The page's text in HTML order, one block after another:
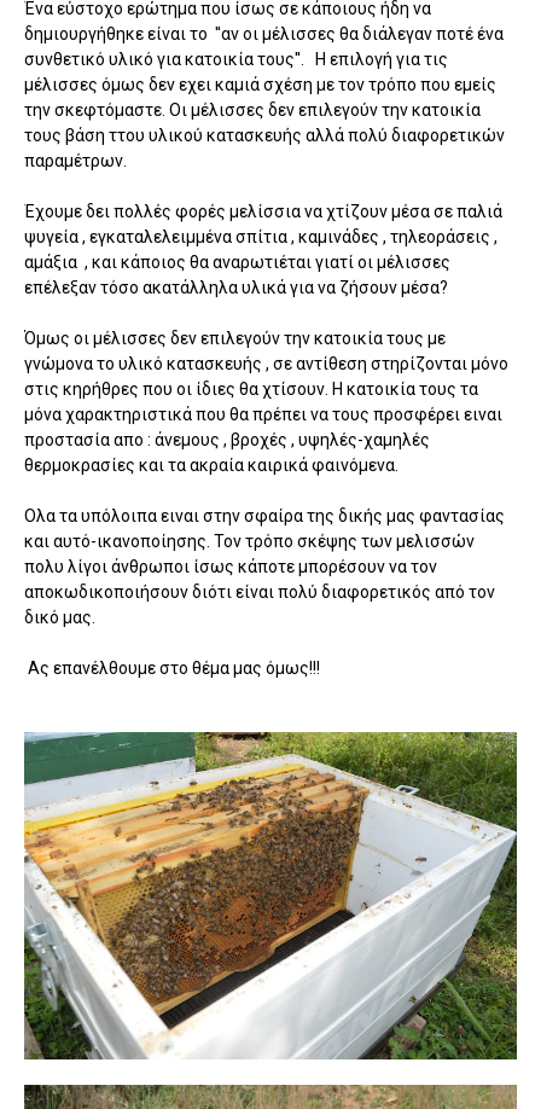
Ένα εύστοχο ερώτημα που ίσως σε κάποιους ήδη να
δημιουργήθηκε είναι το ''αν οι μέλισσες θα διάλεγαν ποτέ ένα
συνθετικό υλικό για κατοικία τους''. Η επιλογή για τις
μέλισσες όμως δεν εχει καμιά σχέση με τον τρόπο που εμείς
την σκεφτόμαστε. Οι μέλισσες δεν επιλεγούν την κατοικία
τους βάση ττου υλικού κατασκευής αλλά πολύ διαφορετικών
παραμέτρων.
Έχουμε δει πολλές φορές μελίσσια να χτίζουν μέσα σε παλιά
ψυγεία , εγκαταλελειμμένα σπίτια , καμινάδες , τηλεοράσεις ,
αμάξια , και κάποιος θα αναρωτιέται γιατί οι μέλισσες
επέλεξαν τόσο ακατάλληλα υλικά για να ζήσουν μέσα?
Όμως οι μέλισσες δεν επιλεγούν την κατοικία τους με
γνώμονα το υλικό κατασκευής , σε αντίθεση στηρίζονται μόνο
στις κηρήθρες που οι ίδιες θα χτίσουν. Η κατοικία τους τα
μόνα χαρακτηριστικά που θα πρέπει να τους προσφέρει ειναι
προστασία απο : άνεμους , βροχές , υψηλές-χαμηλές
θερμοκρασίες και τα ακραία καιρικά φαινόμενα.
Ολα τα υπόλοιπα ειναι στην σφαίρα της δικής μας φαντασίας
και αυτό-ικανοποίησης. Τον τρόπο σκέψης των μελισσών
πολυ λίγοι άνθρωποι ίσως κάποτε μπορέσουν να τον
αποκωδικοποιήσουν διότι είναι πολύ διαφορετικός από τον
δικό μας.
Ας επανέλθουμε στο θέμα μας όμως!!!